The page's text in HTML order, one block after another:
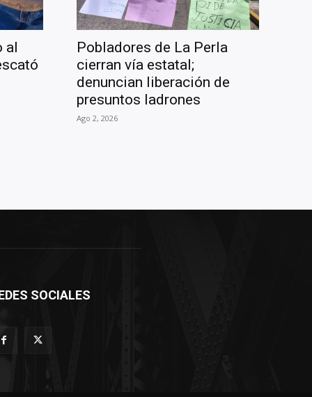
al
Pobladores de La Perla
cierran vía estatal;
denuncian liberación de
presuntos ladrones
Ago 2, 2026
SOCIALES